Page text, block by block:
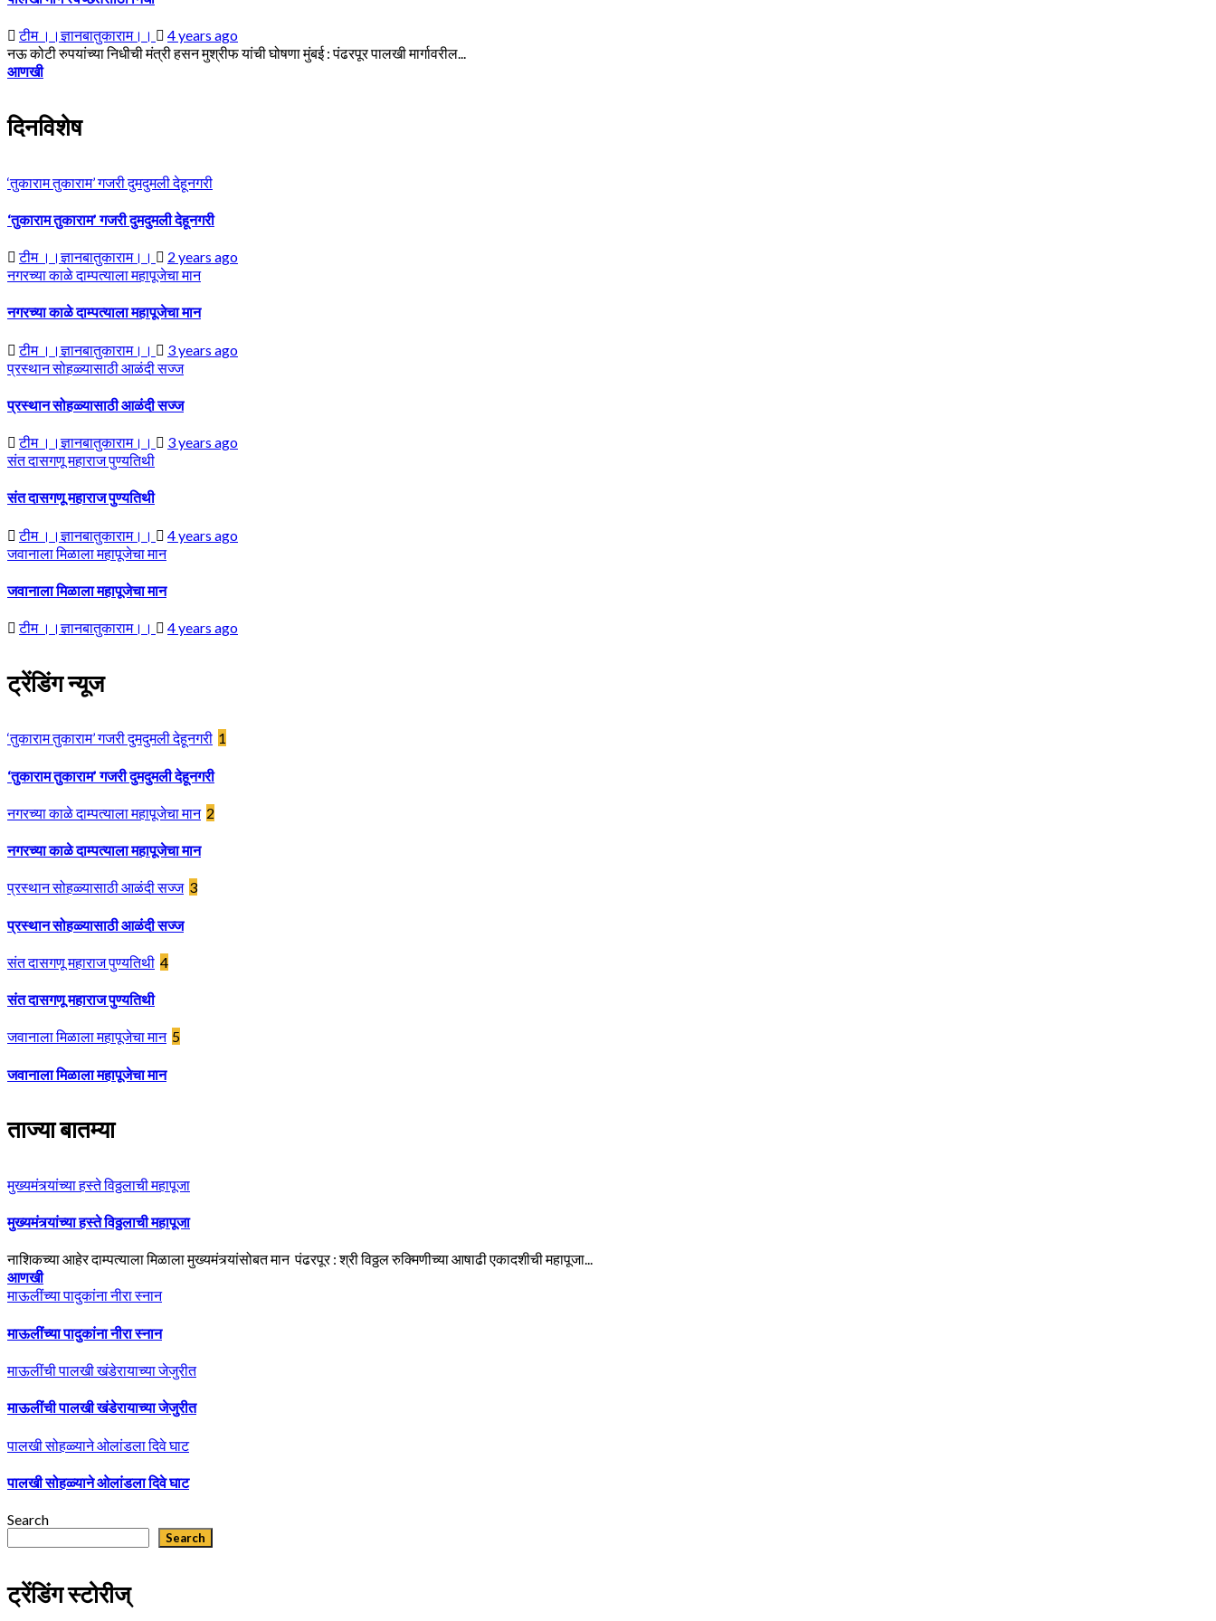
टीम ।।ज्ञानबातुकाराम।।
4 years ago
नऊ कोटी रुपयांच्या निधीची मंत्री हसन मुश्रीफ यांची घोषणा मुंबई : पंढरपूर पालखी मार्गावरील...
आणखी
दिनविशेष
‘तुकाराम तुकाराम’ गजरी दुमदुमली देहूनगरी
‘तुकाराम तुकाराम’ गजरी दुमदुमली देहूनगरी
टीम ।।ज्ञानबातुकाराम।।
2 years ago
नगरच्या काळे दाम्पत्याला महापूजेचा मान
नगरच्या काळे दाम्पत्याला महापूजेचा मान
टीम ।।ज्ञानबातुकाराम।।
3 years ago
प्रस्थान सोहळ्यासाठी आळंदी सज्ज
प्रस्थान सोहळ्यासाठी आळंदी सज्ज
टीम ।।ज्ञानबातुकाराम।।
3 years ago
संत दासगणू महाराज पुण्यतिथी
संत दासगणू महाराज पुण्यतिथी
टीम ।।ज्ञानबातुकाराम।।
4 years ago
जवानाला मिळाला महापूजेचा मान
जवानाला मिळाला महापूजेचा मान
टीम ।।ज्ञानबातुकाराम।। 4 years ago
ट्रेंडिंग न्यूज
‘तुकाराम तुकाराम’ गजरी दुमदुमली देहूनगरी 1
‘तुकाराम तुकाराम’ गजरी दुमदुमली देहूनगरी
नगरच्या काळे दाम्पत्याला महापूजेचा मान 2
नगरच्या काळे दाम्पत्याला महापूजेचा मान
प्रस्थान सोहळ्यासाठी आळंदी सज्ज 3
प्रस्थान सोहळ्यासाठी आळंदी सज्ज
संत दासगणू महाराज पुण्यतिथी 4
संत दासगणू महाराज पुण्यतिथी
जवानाला मिळाला महापूजेचा मान 5
जवानाला मिळाला महापूजेचा मान
ताज्या बातम्या
मुख्यमंत्र्यांच्या हस्ते विठ्ठलाची महापूजा
मुख्यमंत्र्यांच्या हस्ते विठ्ठलाची महापूजा
नाशिकच्या आहेर दाम्पत्याला मिळाला मुख्यमंत्र्यांसोबत मान पंढरपूर : श्री विठ्ठल रुक्मिणीच्या आषाढी एकादशीची महापूजा...
आणखी
माऊलींच्या पादुकांना नीरा स्नान
माऊलींच्या पादुकांना नीरा स्नान
माऊलींची पालखी खंडेरायाच्या जेजुरीत
माऊलींची पालखी खंडेरायाच्या जेजुरीत
पालखी सोहळ्याने ओलांडला दिवे घाट
पालखी सोहळ्याने ओलांडला दिवे घाट
Search
Search
ट्रेंडिंग स्टोरीज्